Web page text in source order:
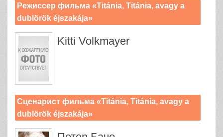
Режиссер фильма «Titánia, Titánia, avagy a
dublörök éjszakája»
Kitti Volkmayer
Сценарист фильма «Titánia, Titánia, avagy a
dublörök éjszakája»